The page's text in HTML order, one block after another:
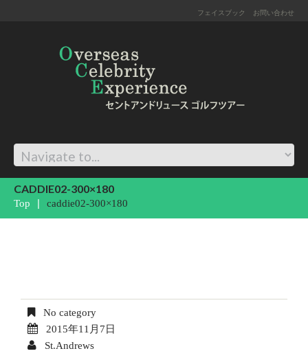
フェイスブック お問い合わせ
CADDIE02-300×180
Top caddie02-300×180
No category
2015年11月7日
St.Andrews